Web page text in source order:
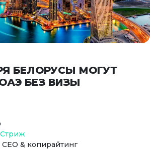
БЕЛОРУСЫ МОГУТ
БЕЗ ВИЗЫ
СЕО & копирайтинг